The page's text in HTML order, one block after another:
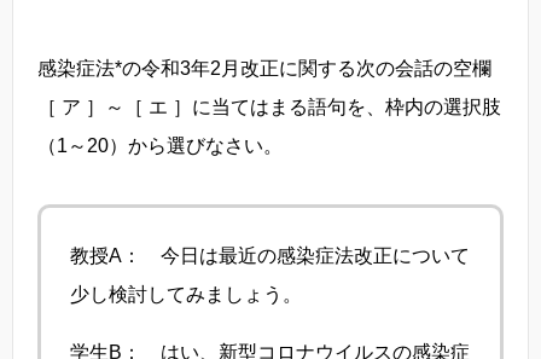
感染症法*の令和3年2月改正に関する次の会話の空欄
［ ア ］～［ エ ］に当てはまる語句を、枠内の選択肢
（1～20）から選びなさい。
教授A： 今日は最近の感染症法改正について
少し検討してみましょう。
学生B： はい、新型コロナウイルスの感染症